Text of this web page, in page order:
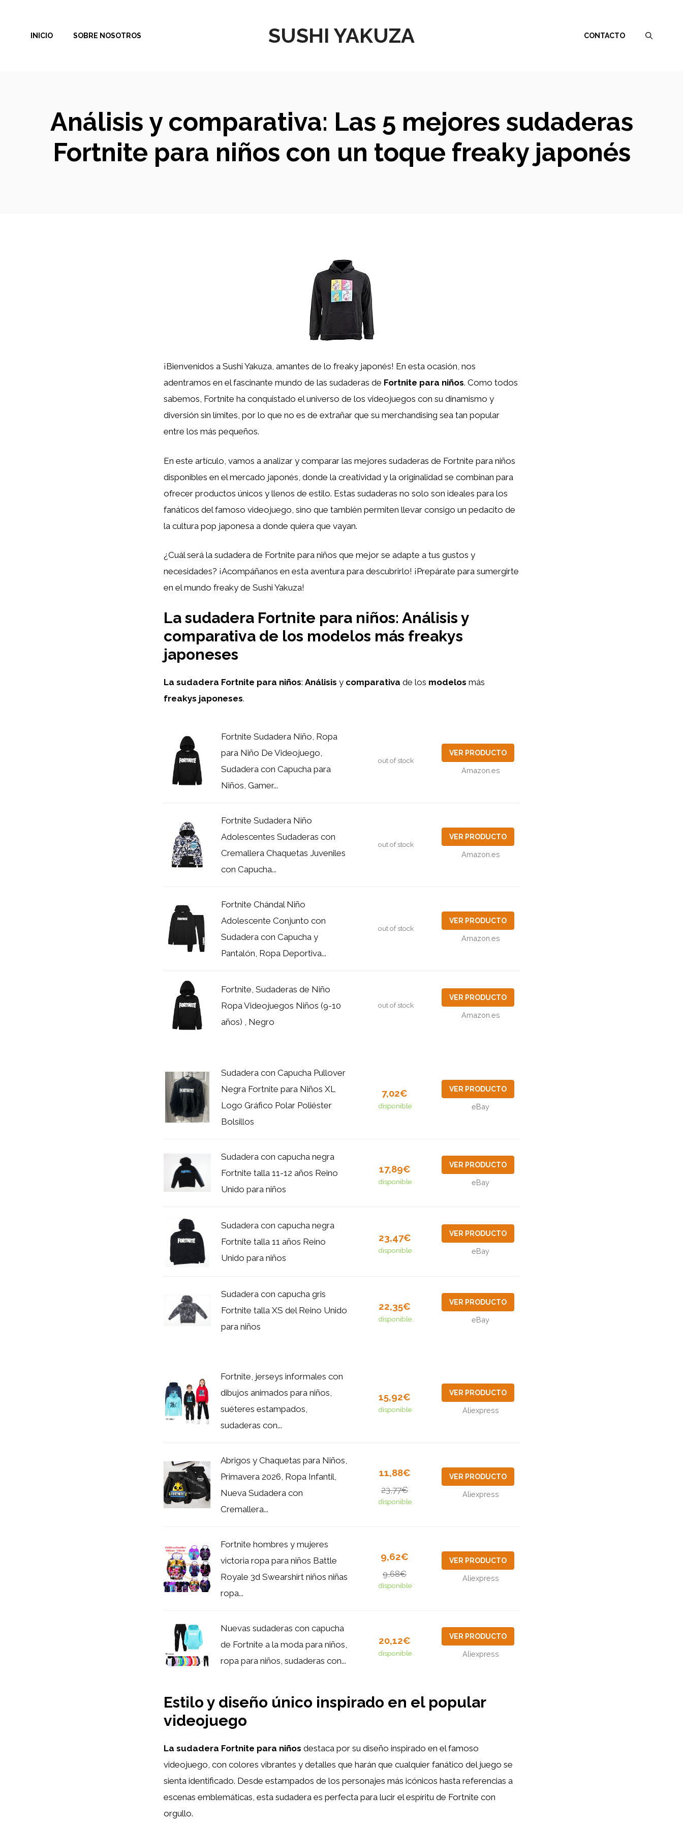
contenido
SUSHI YAKUZA
INICIO SOBRE NOSOTROS CONTACTO
Análisis y comparativa: Las 5 mejores sudaderas
Fortnite para niños con un toque freaky japonés
¡Bienvenidos a Sushi Yakuza, amantes de lo freaky japonés! En esta ocasión, nos
adentramos en el fascinante mundo de las sudaderas de Fortnite para niños. Como todos
sabemos, Fortnite ha conquistado el universo de los videojuegos con su dinamismo y
diversión sin límites, por lo que no es de extrañar que su merchandising sea tan popular
entre los más pequeños.
En este artículo, vamos a analizar y comparar las mejores sudaderas de Fortnite para niños
disponibles en el mercado japonés, donde la creatividad y la originalidad se combinan para
ofrecer productos únicos y llenos de estilo. Estas sudaderas no solo son ideales para los
fanáticos del famoso videojuego, sino que también permiten llevar consigo un pedacito de
la cultura pop japonesa a donde quiera que vayan.
¿Cuál será la sudadera de Fortnite para niños que mejor se adapte a tus gustos y
necesidades? ¡Acompáñanos en esta aventura para descubrirlo! ¡Prepárate para sumergirte
en el mundo freaky de Sushi Yakuza!
La sudadera Fortnite para niños: Análisis y
comparativa de los modelos más freakys
japoneses
La sudadera Fortnite para niños: Análisis y comparativa de los modelos más
freakys japoneses.
Fortnite Sudadera Niño, Ropa
para Niño De Videojuego,
Sudadera con Capucha para
Niños, Gamer...
out of stock
VER PRODUCTO
Amazon.es
Fortnite Sudadera Niño
Adolescentes Sudaderas con
Cremallera Chaquetas Juveniles
con Capucha...
out of stock
VER PRODUCTO
Amazon.es
Fortnite Chándal Niño
Adolescente Conjunto con
Sudadera con Capucha y
Pantalón, Ropa Deportiva...
out of stock
VER PRODUCTO
Amazon.es
Fortnite, Sudaderas de Niño
Ropa Videojuegos Niños (9-10
años) , Negro
out of stock
VER PRODUCTO
Amazon.es
Sudadera con Capucha Pullover
Negra Fortnite para Niños XL
Logo Gráfico Polar Poliéster
Bolsillos
7,02€
disponible
VER PRODUCTO
eBay
Sudadera con capucha negra
Fortnite talla 11-12 años Reino
Unido para niños
17,89€
disponible
VER PRODUCTO
eBay
Sudadera con capucha negra
Fortnite talla 11 años Reino
Unido para niños
23,47€
disponible
VER PRODUCTO
eBay
Sudadera con capucha gris
Fortnite talla XS del Reino Unido
para niños
22,35€
disponible
VER PRODUCTO
eBay
Fortnite, jerseys informales con
dibujos animados para niños,
suéteres estampados,
sudaderas con...
15,92€
disponible
VER PRODUCTO
Aliexpress
Abrigos y Chaquetas para Niños,
Primavera 2026, Ropa Infantil,
Nueva Sudadera con
Cremallera...
11,88€
23,77€
disponible
VER PRODUCTO
Aliexpress
Fortnite hombres y mujeres
victoria ropa para niños Battle
Royale 3d Swearshirt niños niñas
ropa...
9,62€
9,68€
disponible
VER PRODUCTO
Aliexpress
Nuevas sudaderas con capucha
de Fortnite a la moda para niños,
ropa para niños, sudaderas con...
20,12€
disponible
VER PRODUCTO
Aliexpress
Estilo y diseño único inspirado en el popular
videojuego
La sudadera Fortnite para niños destaca por su diseño inspirado en el famoso
videojuego, con colores vibrantes y detalles que harán que cualquier fanático del juego se
sienta identificado. Desde estampados de los personajes más icónicos hasta referencias a
escenas emblemáticas, esta sudadera es perfecta para lucir el espíritu de Fortnite con
orgullo.